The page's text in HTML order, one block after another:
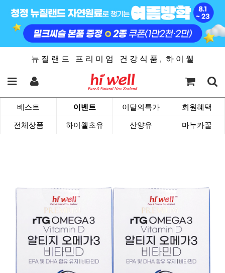
뉴 질 랜 드 프 리 미 엄 건 강 식 품 , 하 이 웰
베스트 이벤트 이달의특가 회원혜택
전체상품 하이웰초유 산양유 마누카꿀